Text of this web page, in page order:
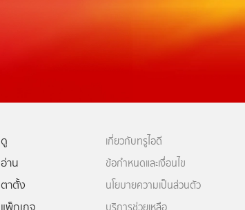
ดู
อ่าน
ตาตั้ง
เกี่ยวกับทรูไอดี
ข้อกำหนดและเงื่อนไข
นโยบายความเป็นส่วนตัว